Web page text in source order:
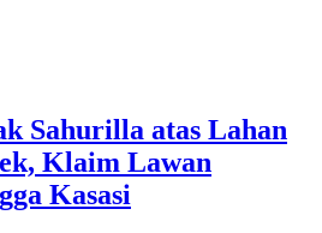
Sahurilla atas Lahan
Klaim Lawan
Kasasi